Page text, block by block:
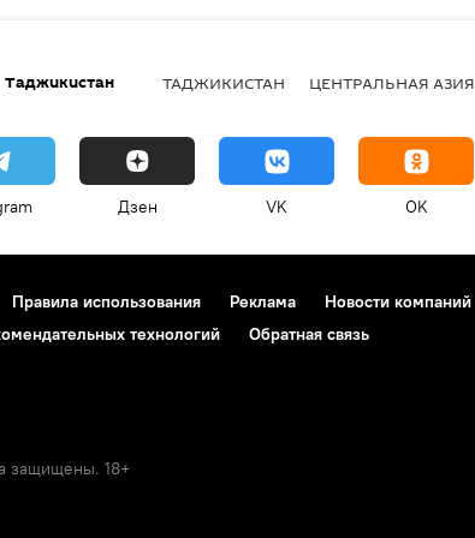
Таджикистан ТАДЖИКИСТАН ЦЕНТРАЛЬНАЯ АЗИЯ
Дзен VK OK
Правила использования Реклама Новости компаний
технологий
Обратная связь
защищены. 18+